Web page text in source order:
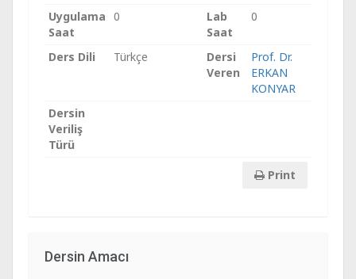
Uygulama
Saat
0
Lab
Saat
0
Ders Dili Türkçe
Dersi
Veren
Prof. Dr.
ERKAN
KONYAR
Dersin
Veriliş
Türü
Print
Dersin Amacı